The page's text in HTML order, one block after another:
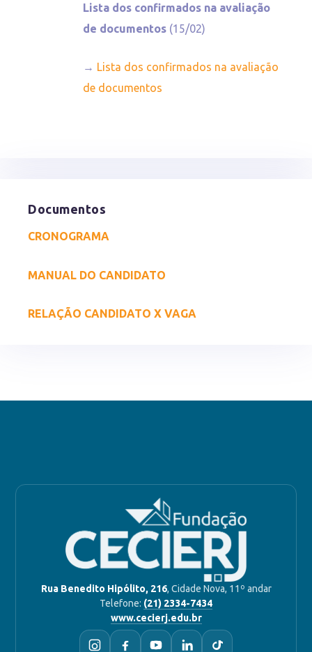
Lista dos confirmados na avaliação
de documentos (15/02)
→ Lista dos confirmados na avaliação
de documentos
Documentos
CRONOGRAMA
MANUAL DO CANDIDATO
RELAÇÃO CANDIDATO X VAGA
Rua Benedito Hipólito, 216, Cidade Nova, 11º andar
Telefone: (21) 2334-7434
www.cecierj.edu.br